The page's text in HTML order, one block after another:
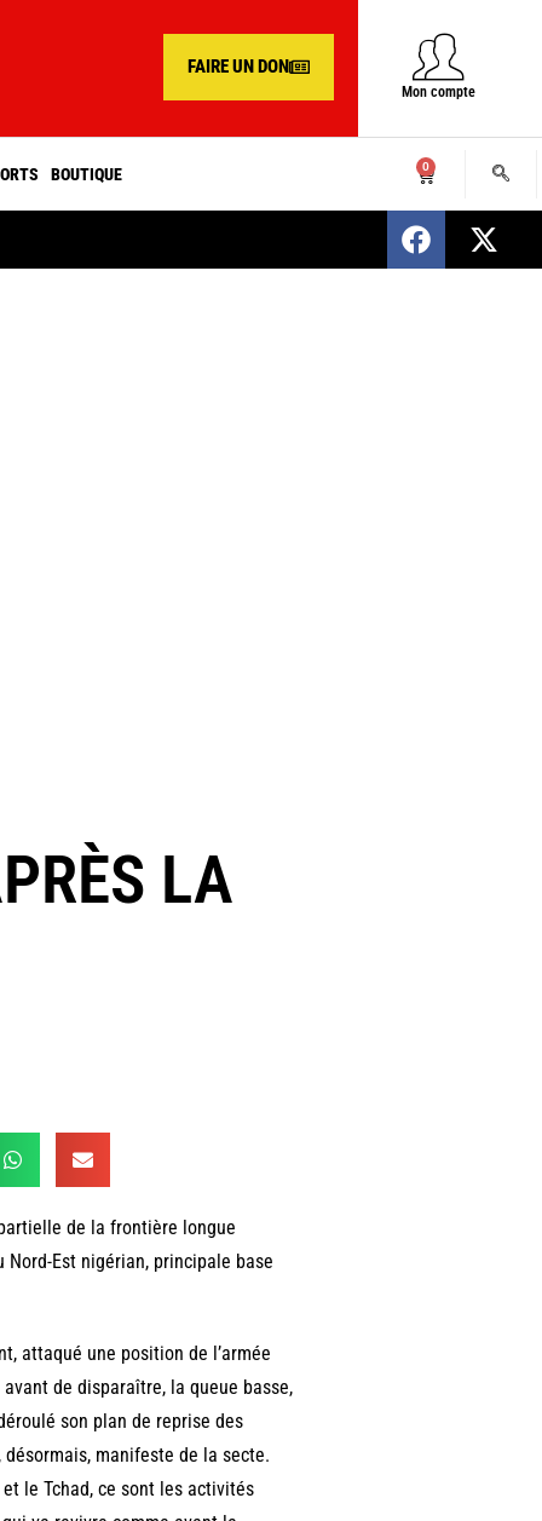
FAIRE UN DON
Mon compte
BOUTIQUE 0
SENEGAL : Nomination d’un nouveau
LA
de la frontière longue
Nord-Est nigérian, principale base
attaqué une position de l’armée
de disparaître, la queue basse,
son plan de reprise des
manifeste de la secte.
le Tchad, ce sont les activités